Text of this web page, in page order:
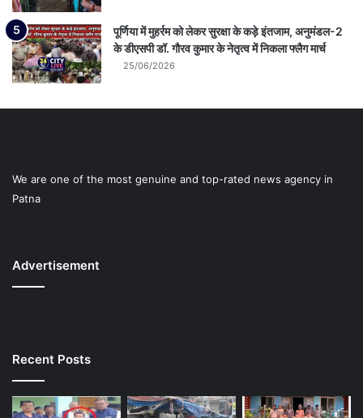
पूर्णिया में मुहर्रम को लेकर सुरक्षा के कड़े इंतजाम, अनुमंडल-2
के डीएसपी डॉ. गौरव कुमार के नेतृत्व में निकला फ्लैग मार्च
25/06/2026
We are one of the most genuine and top-rated news agency in
Patna
Advertisement
Recent Posts